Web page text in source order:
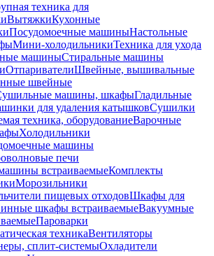
техника для
ВытяжкиКухонные
Посудомоечные машиныНастольные
Мини-холодильникиТехника для ухода
машиныСтиральные машины
ОтпаривателиШвейные, вышивальные
швейные
машины, шкафыГладильные
для удаления катышковСушилки
техника, оборудованиеВарочные
Холодильники
машины
печи
встраиваемыеКомплекты
Морозильники
пищевых отходовШкафы для
шкафы встраиваемыеВакуумные
Пароварки
техникаВентиляторы
сплит-системыОхладители